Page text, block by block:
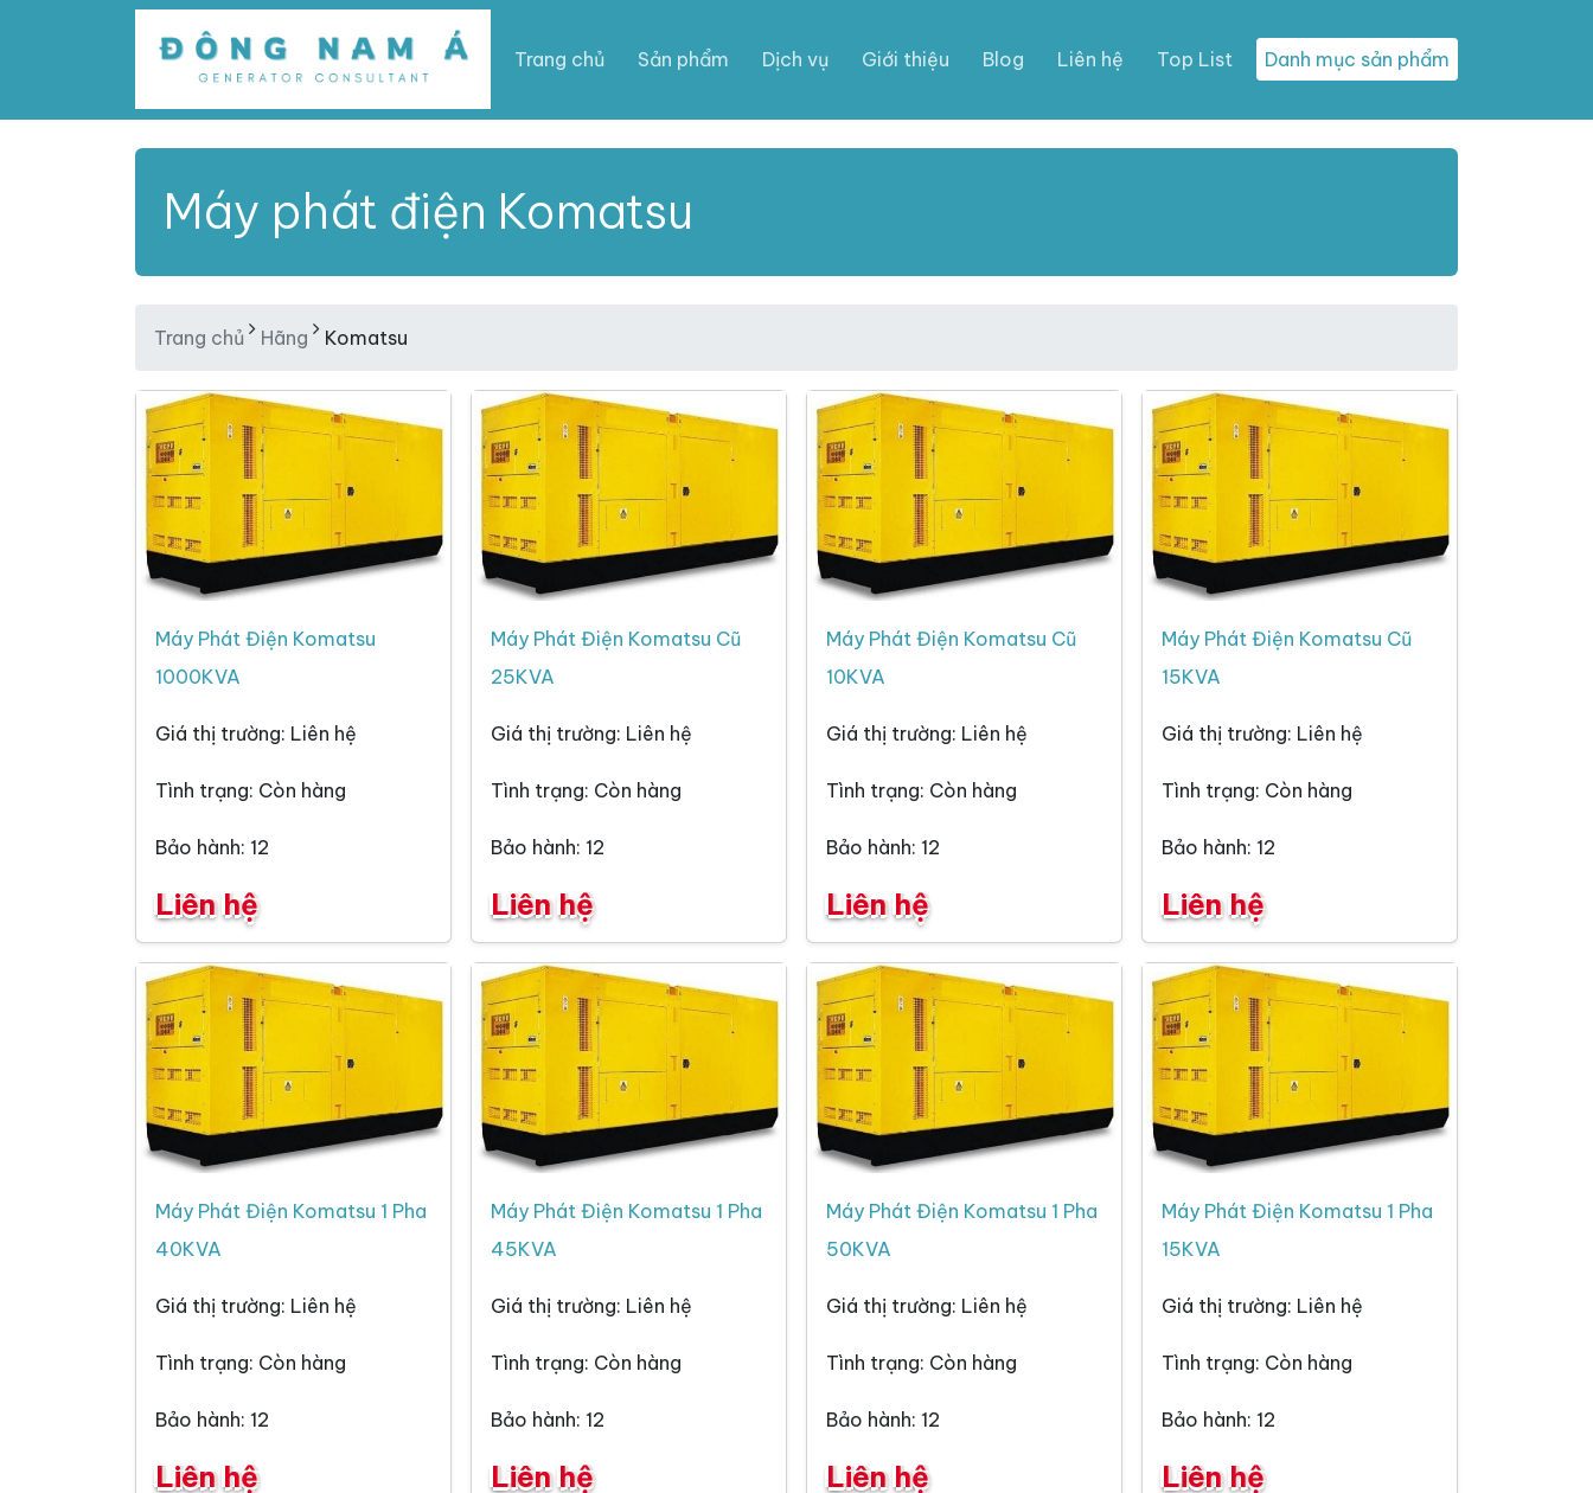
Trang chủ Sản phẩm Dịch vụ Giới thiệu Blog Liên hệ Top List Danh mục sản phẩm
Máy phát điện Komatsu
Trang chủ Hãng Komatsu
Máy Phát Điện Komatsu
1000KVA
Giá thị trường: Liên hệ
Tình trạng: Còn hàng
Bảo hành: 12
Liên hệ
Máy Phát Điện Komatsu Cũ
25KVA
Giá thị trường: Liên hệ
Tình trạng: Còn hàng
Bảo hành: 12
Liên hệ
Máy Phát Điện Komatsu Cũ
10KVA
Giá thị trường: Liên hệ
Tình trạng: Còn hàng
Bảo hành: 12
Liên hệ
Máy Phát Điện Komatsu Cũ
15KVA
Giá thị trường: Liên hệ
Tình trạng: Còn hàng
Bảo hành: 12
Liên hệ
Máy Phát Điện Komatsu 1 Pha
40KVA
Giá thị trường: Liên hệ
Tình trạng: Còn hàng
Bảo hành: 12
Liên hệ
Máy Phát Điện Komatsu 1 Pha
45KVA
Giá thị trường: Liên hệ
Tình trạng: Còn hàng
Bảo hành: 12
Liên hệ
Máy Phát Điện Komatsu 1 Pha
50KVA
Giá thị trường: Liên hệ
Tình trạng: Còn hàng
Bảo hành: 12
Liên hệ
Máy Phát Điện Komatsu 1 Pha
15KVA
Giá thị trường: Liên hệ
Tình trạng: Còn hàng
Bảo hành: 12
Liên hệ